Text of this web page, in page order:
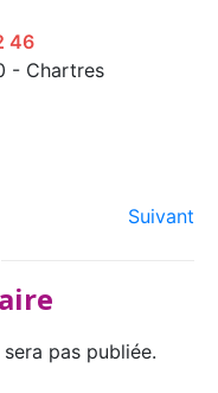
46
- Chartres
Suivant
pas publiée.